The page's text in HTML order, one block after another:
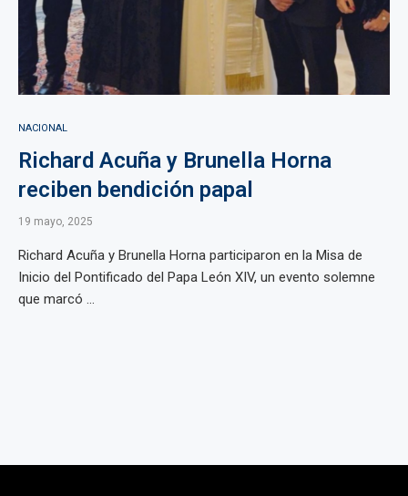
NACIONAL
Richard Acuña y Brunella Horna
reciben bendición papal
19 mayo, 2025
Richard Acuña y Brunella Horna participaron en la Misa de
Inicio del Pontificado del Papa León XIV, un evento solemne
que marcó ...